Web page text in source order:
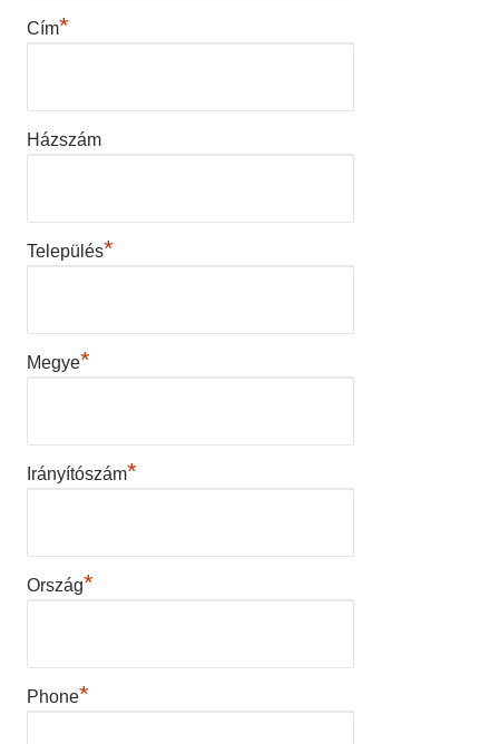
Cím*
Házszám
Település*
Megye*
Irányítószám*
Ország*
Phone*